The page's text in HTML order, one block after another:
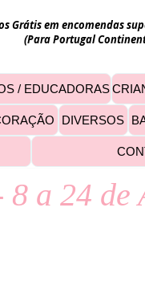
Grátis em encomendas
(Para Portugal
/ EDUCADORAS
DIVERSOS
a 24 de